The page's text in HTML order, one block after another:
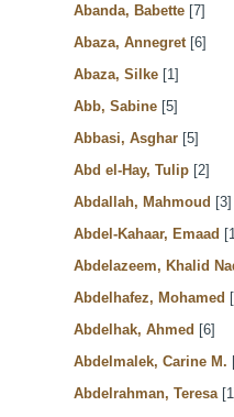
Abanda, Babette [7]
Abaza, Annegret [6]
Abaza, Silke [1]
Abb, Sabine [5]
Abbasi, Asghar [5]
Abd el-Hay, Tulip [2]
Abdallah, Mahmoud [3]
Abdel-Kahaar, Emaad
Abdelazeem, Khalid
Abdelhafez, Mohamed
Abdelhak, Ahmed [6]
Abdelmalek, Carine M.
Abdelrahman, Teresa